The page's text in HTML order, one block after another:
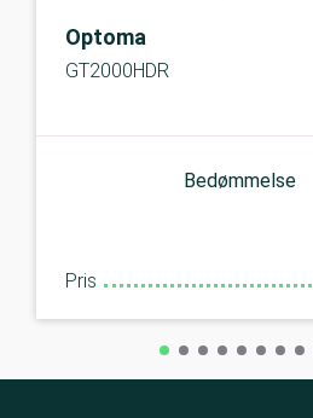
Optoma
GT2000HDR
Bedømmelse
Pris